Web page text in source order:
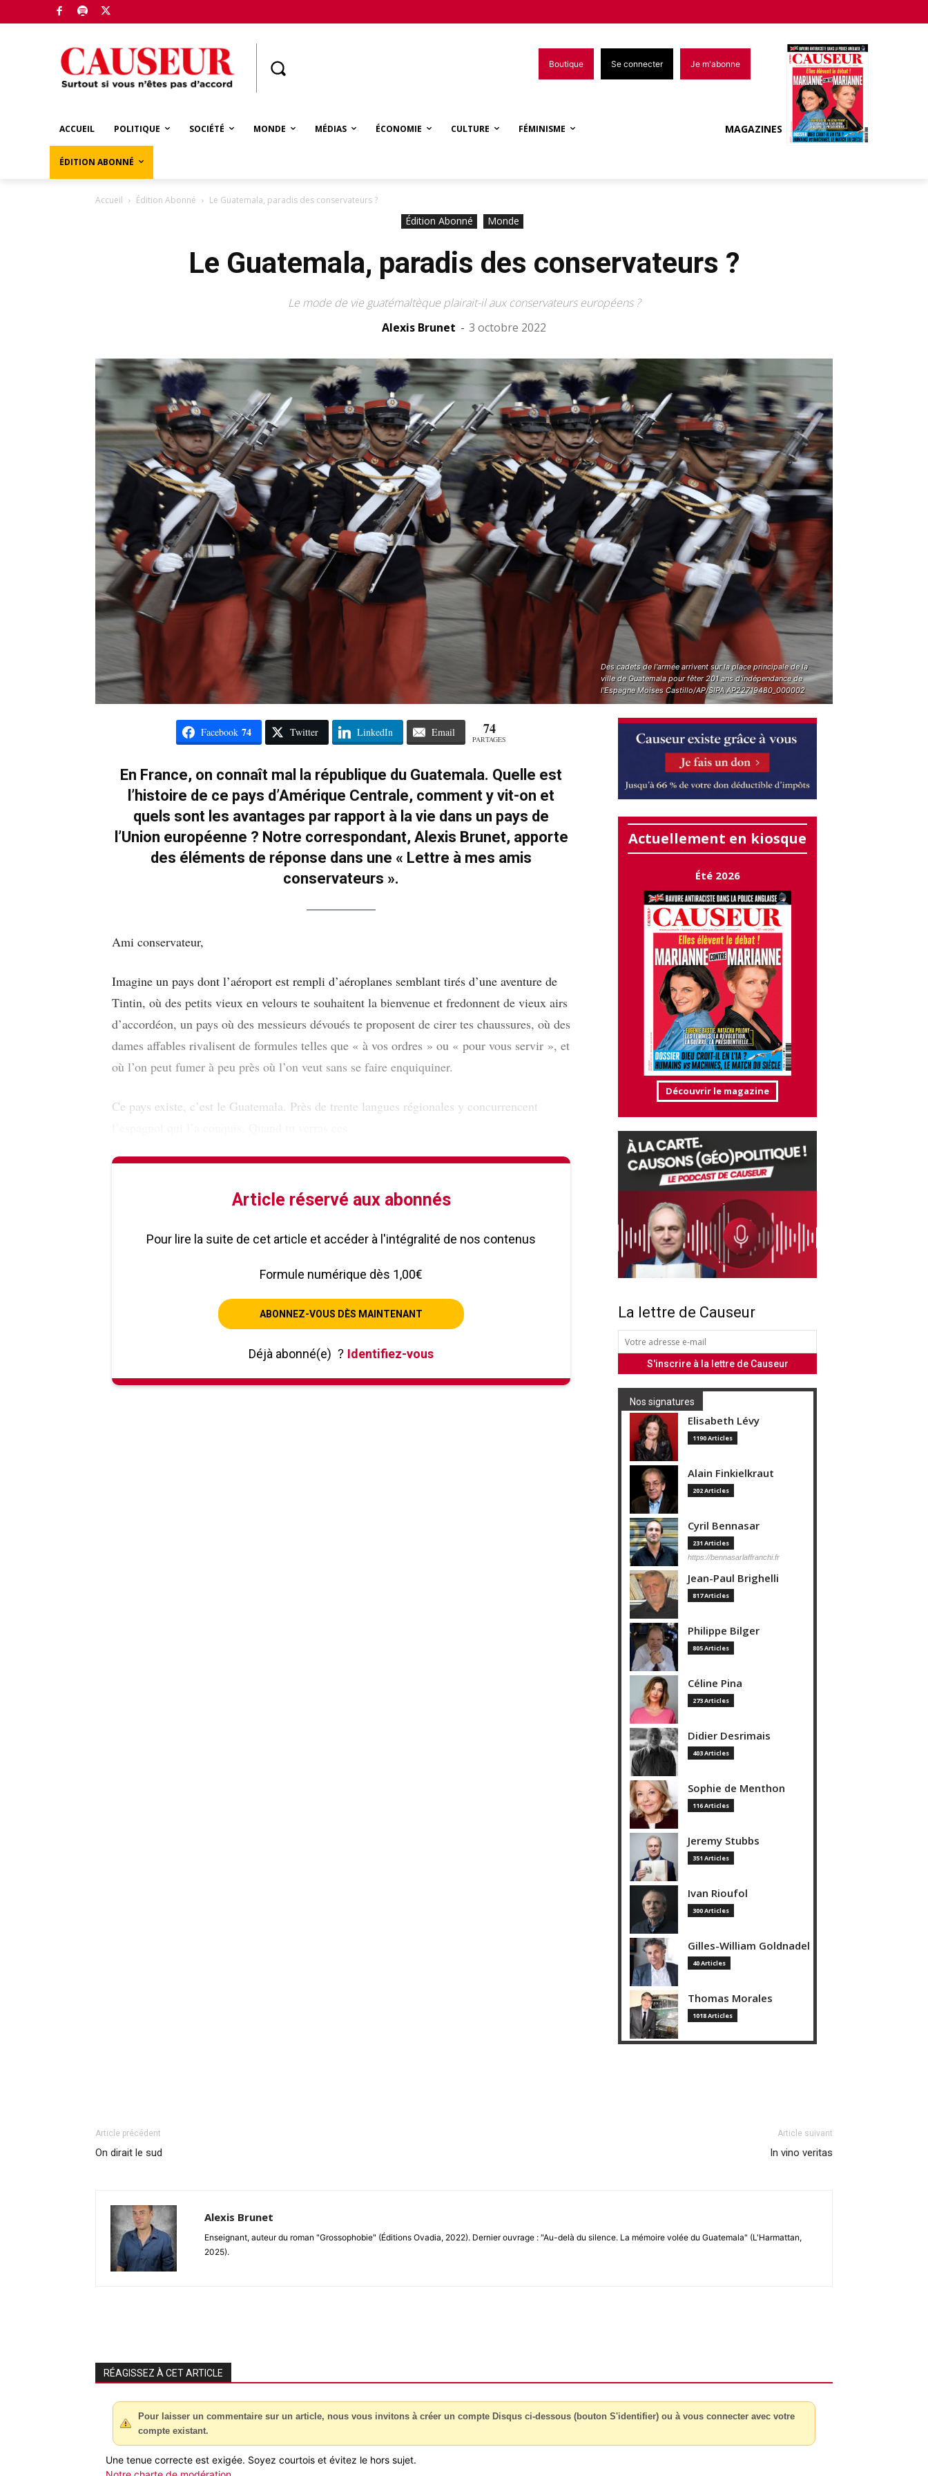
Boutique Se connecter Je m'abonne
ACCUEIL POLITIQUE SOCIÉTÉ MONDE MÉDIAS ÉCONOMIE CULTURE FÉMINISME
ÉDITION ABONNÉ
MAGAZINES
Accueil Édition Abonné Le Guatemala, paradis des conservateurs ?
Édition Abonné Monde
Le Guatemala, paradis des conservateurs ?
Le mode de vie guatémaltèque plairait-il aux conservateurs européens ?
Alexis Brunet - 3 octobre 2022
Des cadets de l'armée arrivent sur la place principale de la
ville de Guatemala pour fêter 201 ans d'indépendance de
l'Espagne Moises Castillo/AP/SIPA AP22719480_000002
Facebook 74 Twitter LinkedIn Email 74
PARTAGES
En France, on connaît mal la république du Guatemala. Quelle est
l’histoire de ce pays d’Amérique Centrale, comment y vit-on et
quels sont les avantages par rapport à la vie dans un pays de
l’Union européenne ? Notre correspondant, Alexis Brunet, apporte
des éléments de réponse dans une « Lettre à mes amis
conservateurs ».
Ami conservateur,
Imagine un pays dont l’aéroport est rempli d’aéroplanes semblant tirés d’une aventure de
Tintin, où des petits vieux en velours te souhaitent la bienvenue et fredonnent de vieux airs
d’accordéon, un pays où des messieurs dévoués te proposent de cirer tes chaussures, où des
dames affables rivalisent de formules telles que « à vos ordres » ou « pour vous servir », et
où l’on peut fumer à peu près où l’on veut sans se faire enquiquiner.
Ce pays existe, c’est le Guatemala. Près de trente langues régionales y concurrencent
Article réservé aux abonnés
Pour lire la suite de cet article et accéder à l'intégralité de nos contenus
Formule numérique dès 1,00€
ABONNEZ-VOUS DÈS MAINTENANT
Déjà abonné(e) ? Identifiez-vous
Actuellement en kiosque
Été 2026
Découvrir le magazine
La lettre de Causeur
Nos signatures
Elisabeth Lévy
1190 Articles
Alain Finkielkraut
202 Articles
Cyril Bennasar
231 Articles
https://bennasarlaffranchi.fr
Jean-Paul Brighelli
817 Articles
Philippe Bilger
805 Articles
Céline Pina
273 Articles
Didier Desrimais
403 Articles
Sophie de Menthon
116 Articles
Jeremy Stubbs
351 Articles
Ivan Rioufol
300 Articles
Gilles-William Goldnadel
40 Articles
Thomas Morales
1018 Articles
Article précédent
On dirait le sud
Article suivant
In vino veritas
Alexis Brunet
Enseignant, auteur du roman "Grossophobie" (Éditions Ovadia, 2022). Dernier ouvrage : "Au-delà du silence. La mémoire volée du Guatemala" (L'Harmattan,
2025).
RÉAGISSEZ À CET ARTICLE
Pour laisser un commentaire sur un article, nous vous invitons à créer un compte Disqus ci-dessous (bouton S'identifier) ou à vous connecter avec votre
compte existant.
Une tenue correcte est exigée. Soyez courtois et évitez le hors sujet.